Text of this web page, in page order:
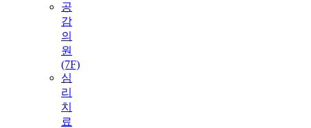
공
감
의
원
(7F)
심
리
치
료